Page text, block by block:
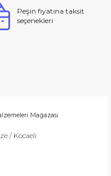
Peşin fiyatına taksit
seçenekleri
/ Kocaeli